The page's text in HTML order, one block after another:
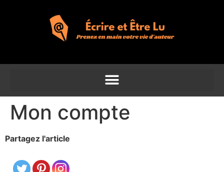
Mon compte
Partagez l'article